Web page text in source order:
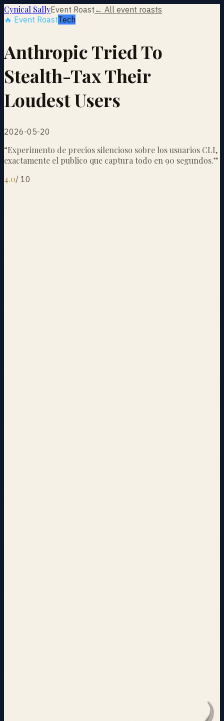
Cynical SallyEvent Roast ← All event roasts
🔥 Event RoastTech
Anthropic Tried To
Stealth-Tax Their
Loudest Users
2026-05-20
“Experimento de precios silencioso sobre los usuarios CLI,
exactamente el publico que captura todo en 90 segundos.”
4.0/ 10